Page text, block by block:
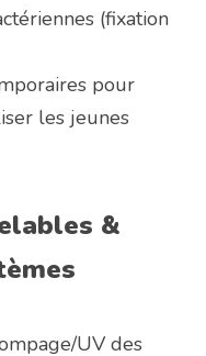
(fixation
pour
les jeunes
&
UV des